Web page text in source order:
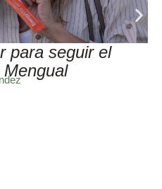
para seguir el